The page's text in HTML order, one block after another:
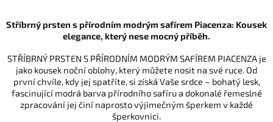
Stříbrný prsten s přírodním modrým safírem Piacenza: Kousek
elegance, který nese mocný příběh.
STŘÍBRNÝ PRSTEN S PŘÍRODNÍM MODRÝM SAFÍREM PIACENZA je
jako kousek noční oblohy, který můžete nosit na své ruce. Od
první chvíle, kdy jej spatříte, si získá Vaše srdce – bohatý lesk,
fascinující modrá barva přírodního safíru a dokonalé řemeslné
zpracování jej činí naprosto výjimečným šperkem v každé
šperkovnici.